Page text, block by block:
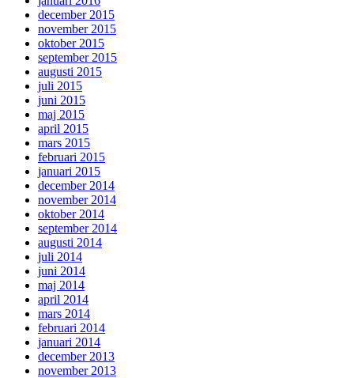
december 2015
november 2015
oktober 2015
september 2015
augusti 2015
juli 2015
juni 2015
maj 2015
april 2015
mars 2015
februari 2015
januari 2015
december 2014
november 2014
oktober 2014
september 2014
augusti 2014
juli 2014
juni 2014
maj 2014
april 2014
mars 2014
februari 2014
januari 2014
december 2013
november 2013